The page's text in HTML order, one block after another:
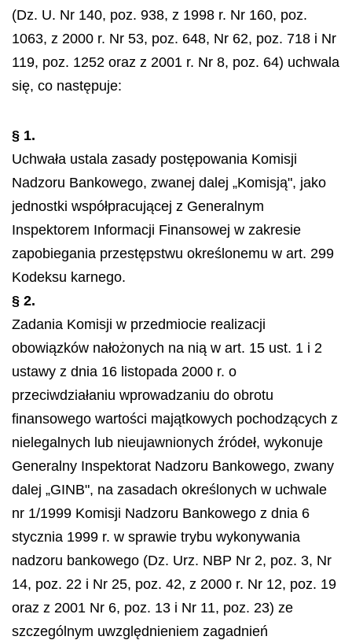
(Dz. U. Nr 140, poz. 938, z 1998 r. Nr 160, poz.
1063, z 2000 r. Nr 53, poz. 648, Nr 62, poz. 718 i Nr
119, poz. 1252 oraz z 2001 r. Nr 8, poz. 64) uchwala
się, co następuje:
§ 1.
Uchwała ustala zasady postępowania Komisji
Nadzoru Bankowego, zwanej dalej „Komisją", jako
jednostki współpracującej z Generalnym
Inspektorem Informacji Finansowej w zakresie
zapobiegania przestępstwu określonemu w art. 299
Kodeksu karnego.
§ 2.
Zadania Komisji w przedmiocie realizacji
obowiązków nałożonych na nią w art. 15 ust. 1 i 2
ustawy z dnia 16 listopada 2000 r. o
przeciwdziałaniu wprowadzaniu do obrotu
finansowego wartości majątkowych pochodzących z
nielegalnych lub nieujawnionych źródeł, wykonuje
Generalny Inspektorat Nadzoru Bankowego, zwany
dalej „GINB", na zasadach określonych w uchwale
nr 1/1999 Komisji Nadzoru Bankowego z dnia 6
stycznia 1999 r. w sprawie trybu wykonywania
nadzoru bankowego (Dz. Urz. NBP Nr 2, poz. 3, Nr
14, poz. 22 i Nr 25, poz. 42, z 2000 r. Nr 12, poz. 19
oraz z 2001 Nr 6, poz. 13 i Nr 11, poz. 23) ze
szczególnym uwzględnieniem zagadnień